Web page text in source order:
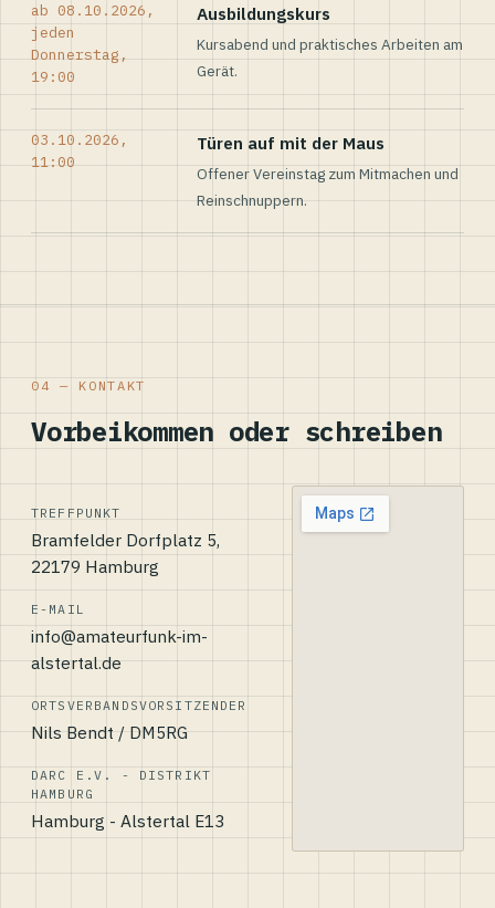
ab 08.10.2026,
jeden
Donnerstag,
19:00
Ausbildungskurs
Kursabend und praktisches Arbeiten am
Gerät.
03.10.2026,
11:00
Türen auf mit der Maus
Offener Vereinstag zum Mitmachen und
Reinschnuppern.
04 — KONTAKT
Vorbeikommen oder schreiben
TREFFPUNKT
Bramfelder Dorfplatz 5,
22179 Hamburg
E-MAIL
info@amateurfunk-im-
alstertal.de
ORTSVERBANDSVORSITZENDER
Nils Bendt / DM5RG
DARC E.V. - DISTRIKT
HAMBURG
Hamburg - Alstertal E13